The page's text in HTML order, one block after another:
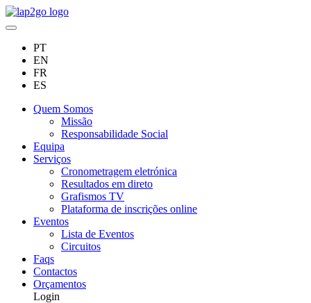
PT
EN
FR
ES
Quem Somos
Missão
Responsabilidade Social
Equipa
Serviços
Cronometragem eletrónica
Resultados em direto
Grafismos TV
Plataforma de inscrições online
Eventos
Lista de Eventos
Circuitos
Faqs
Contactos
Orçamentos
Login